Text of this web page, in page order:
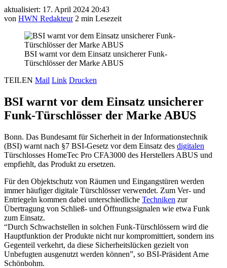
aktualisiert: 17. April 2024 20:43
von HWN Redakteur 2 min Lesezeit
BSI warnt vor dem Einsatz unsicherer Funk-
Türschlösser der Marke ABUS
TEILEN Mail Link Drucken
BSI warnt vor dem Einsatz unsicherer
Funk-Türschlösser der Marke ABUS
Bonn. Das Bundesamt für Sicherheit in der Informationstechnik
(BSI) warnt nach §7 BSI-Gesetz vor dem Einsatz des digitalen
Türschlosses HomeTec Pro CFA3000 des Herstellers ABUS und
empfiehlt, das Produkt zu ersetzen.
Für den Objektschutz von Räumen und Eingangstüren werden
immer häufiger digitale Türschlösser verwendet. Zum Ver- und
Entriegeln kommen dabei unterschiedliche Techniken zur
Übertragung von Schließ- und Öffnungssignalen wie etwa Funk
zum Einsatz.
“Durch Schwachstellen in solchen Funk-Türschlössern wird die
Hauptfunktion der Produkte nicht nur kompromittiert, sondern ins
Gegenteil verkehrt, da diese Sicherheitslücken gezielt von
Unbefugten ausgenutzt werden können”, so BSI-Präsident Arne
Schönbohm.